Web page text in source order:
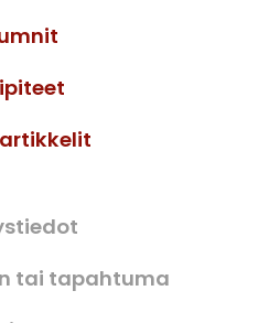
tai tapahtuma